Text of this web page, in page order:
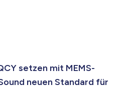
setzen mit MEMS-
neuen Standard für